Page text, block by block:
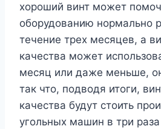
хороший винт может
оборудованию нормально
течение трех месяцев, а
качества может
месяц или даже меньше,
так что, подводя итоги,
качества будут стоить
угольных машин в три